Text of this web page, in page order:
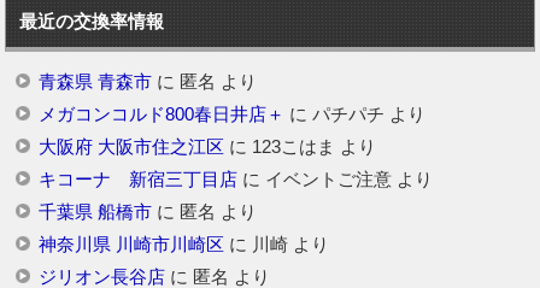
最近の交換率情報
青森県 青森市に 匿名 より
メガコンコルド800春日井店＋ に パチパチ より
大阪府 大阪市住之江区 に 123こはま より
キコーナ 新宿三丁目店に イベントご注意より
千葉県 船橋市に 匿名 より
神奈川県 川崎市川崎区 に 川崎より
ジリオン長谷店に 匿名 より